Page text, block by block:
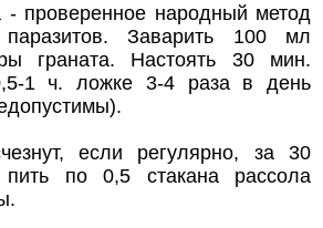
- проверенное народный метод
Заварить 100 мл
граната. Настоять 30 мин.
1 ч. ложке 3-4 раза в день
если регулярно, за 30
по 0,5 стакана рассола